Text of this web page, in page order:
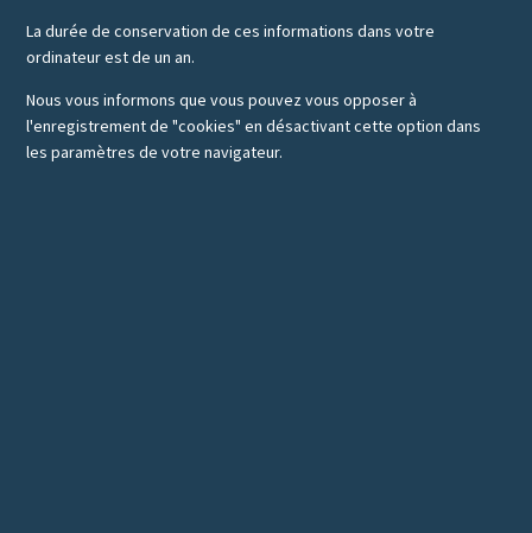
La durée de conservation de ces informations dans votre
ordinateur est de un an.
Nous vous informons que vous pouvez vous opposer à
l'enregistrement de "cookies" en désactivant cette option dans
les paramètres de votre navigateur.